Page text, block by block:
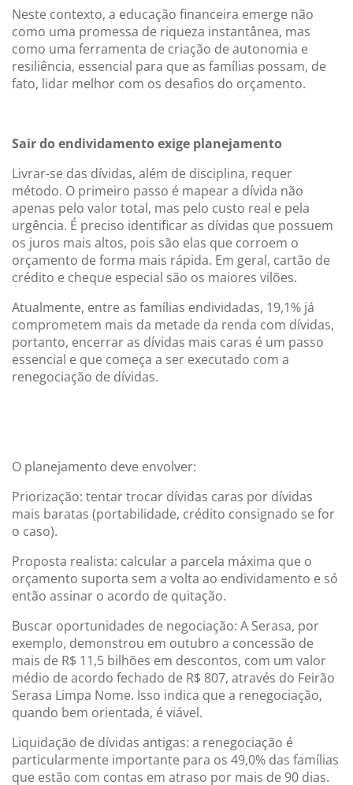
Neste contexto, a educação financeira emerge não
como uma promessa de riqueza instantânea, mas
como uma ferramenta de criação de autonomia e
resiliência, essencial para que as famílias possam, de
fato, lidar melhor com os desafios do orçamento.
Sair do endividamento exige planejamento
Livrar-se das dívidas, além de disciplina, requer
método. O primeiro passo é mapear a dívida não
apenas pelo valor total, mas pelo custo real e pela
urgência. É preciso identificar as dívidas que possuem
os juros mais altos, pois são elas que corroem o
orçamento de forma mais rápida. Em geral, cartão de
crédito e cheque especial são os maiores vilões.
Atualmente, entre as famílias endividadas, 19,1% já
comprometem mais da metade da renda com dívidas,
portanto, encerrar as dívidas mais caras é um passo
essencial e que começa a ser executado com a
renegociação de dívidas.
O planejamento deve envolver:
Priorização: tentar trocar dívidas caras por dívidas
mais baratas (portabilidade, crédito consignado se for
o caso).
Proposta realista: calcular a parcela máxima que o
orçamento suporta sem a volta ao endividamento e só
então assinar o acordo de quitação.
Buscar oportunidades de negociação: A Serasa, por
exemplo, demonstrou em outubro a concessão de
mais de R$ 11,5 bilhões em descontos, com um valor
médio de acordo fechado de R$ 807, através do Feirão
Serasa Limpa Nome. Isso indica que a renegociação,
quando bem orientada, é viável.
Liquidação de dívidas antigas: a renegociação é
particularmente importante para os 49,0% das famílias
que estão com contas em atraso por mais de 90 dias.